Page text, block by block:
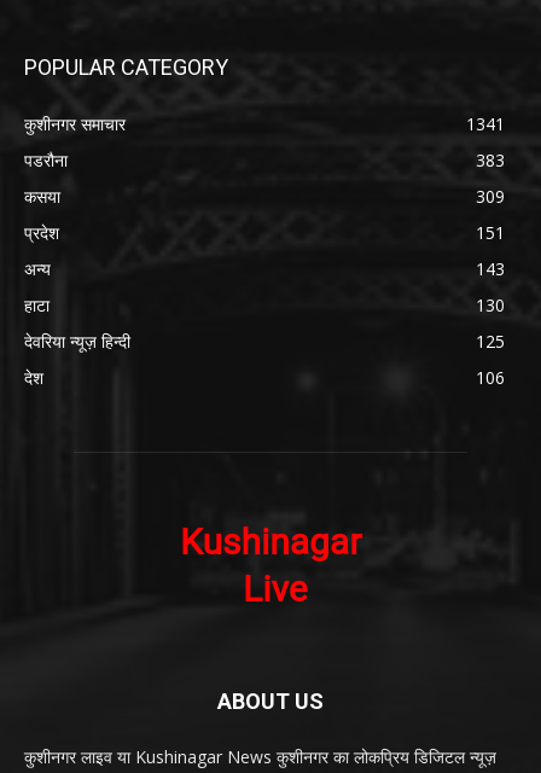
POPULAR CATEGORY
कुशीनगर समाचार
1341
पडरौना
383
कसया
309
प्रदेश
151
अन्य
143
हाटा
130
देवरिया न्यूज़ हिन्दी
125
देश
106
ABOUT US
कुशीनगर लाइव या Kushinagar News कुशीनगर का लोकप्रिय डिजिटल न्यूज़